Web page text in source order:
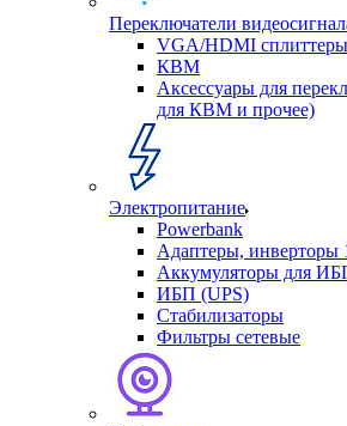
Переключатели
VGA/HDMI сплиттеры
КВМ
Аксессуары для
для КВМ и прочее)
Электропитание
Powerbank
Адаптеры, инверторы
Аккумуляторы для
ИБП (UPS)
Стабилизаторы
Фильтры сетевые